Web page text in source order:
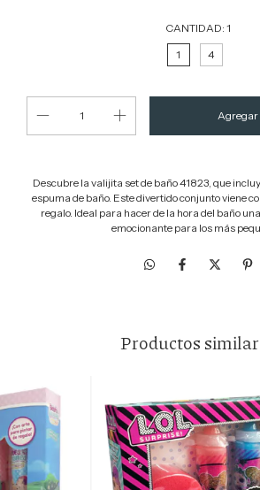
CANTIDAD: 1
1
4
Descubre la valijita set de baño 41823, que
espuma de baño. Este divertido conjunto viene
regalo. Ideal para hacer de la hora del baño
emocionante para los más
Productos